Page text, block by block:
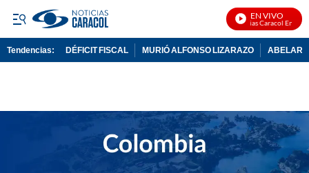
EN VIVO
Noticias Caracol En Vivo
Tendencias: DÉFICIT FISCAL MURIÓ ALFONSO LIZARAZO